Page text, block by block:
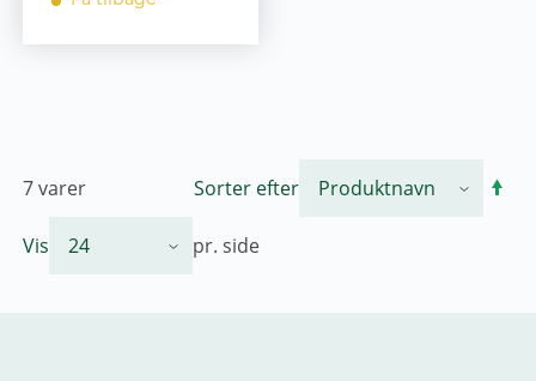
7varer Sorter efter
Vis pr. side